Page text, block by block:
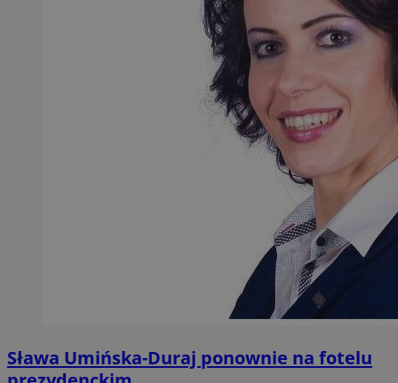
Sława Umińska-Duraj ponownie na fotelu